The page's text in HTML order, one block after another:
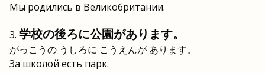
Мы родились в Великобритании.
学校の後ろに公園があります。
がっこうの うしろに こうえんが あります。
За школой есть парк.